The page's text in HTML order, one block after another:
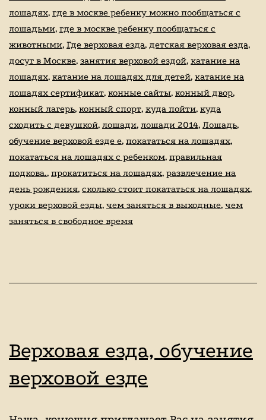
лошадях, где в москве ребенку можно пообщаться с
лошадьми, где в москве ребенку пообщаться с
животными, Где верховая езда, детская верховая езда,
досуг в Москве, занятия верховой ездой, катание на
лошадях, катание на лошадях для детей, катание на
лошадях сертификат, конные сайты, конный двор,
конный лагерь, конный спорт, куда пойти, куда
сходить с девушкой, лошади, лошади 2014, Лошадь,
обучение верховой езде е, покататься на лошадях,
покататься на лошадях с ребенком, правильная
подкова., прокатиться на лошадях, развлечение на
день рождения, сколько стоит покататься на лошадях,
уроки верховой езды, чем заняться в выходные, чем
заняться в свободное время
Верховая езда, обучение
верховой езде